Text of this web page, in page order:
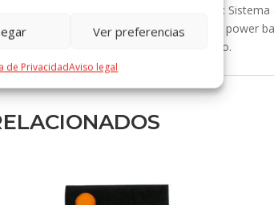
Ver preferencias
de PrivacidadAviso legal
los siguientes requisitos de seguridad:
proporciona una mayor durabilidad del power
la capacidad del dispositivo de destino.